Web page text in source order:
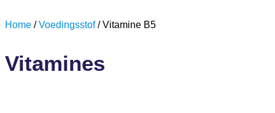
Home /Voedingsstof/ Vitamine B5
Vitamines